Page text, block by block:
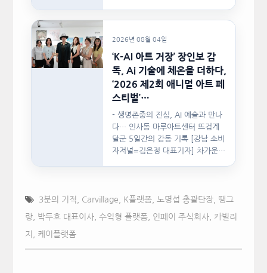
2026년 08월 04일
‘K-AI 아트 거장’ 장인보 감
독, Ai 기술에 체온을 더하다,
‘2026 제2회 애니멀 아트 페
스티벌’…
- 생명존중의 진심, AI 예술과 만나
다… 인사동 마루아트센터 뜨겁게
달군 5일간의 감동 기록 [강남 소비
자저널=김은정 대표기자] 차가운
3분의 기적 Carvillage K플랫폼, 노명섭 총괄단장, 땡그
랑, 박두호 대표이사, 수익형 플랫폼, 인페이 주식회사, 카빌리
지 케이플랫폼